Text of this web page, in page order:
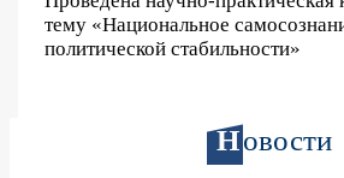
тему «Национальное
политической стабильности»
Новости